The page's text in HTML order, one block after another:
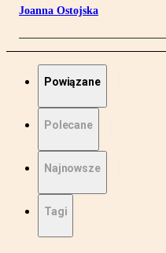
Joanna Ostojska
Powiązane
Polecane
Najnowsze
Tagi